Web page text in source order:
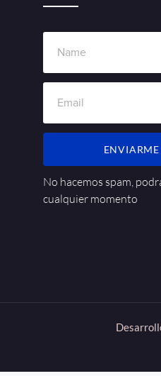
ENVIARME
No hacemos spam,
cualquier momento